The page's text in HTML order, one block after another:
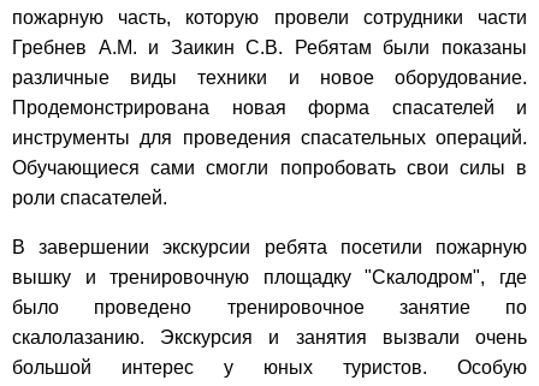
пожарную часть, которую провели сотрудники части
Гребнев А.М. и Заикин С.В. Ребятам были показаны
различные виды техники и новое оборудование.
Продемонстрирована новая форма спасателей и
инструменты для проведения спасательных операций.
Обучающиеся сами смогли попробовать свои силы в
роли спасателей.
В завершении экскурсии ребята посетили пожарную
вышку и тренировочную площадку "Скалодром", где
было проведено тренировочное занятие по
скалолазанию. Экскурсия и занятия вызвали очень
большой интерес у юных туристов. Особую